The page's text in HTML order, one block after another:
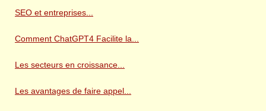
SEO et entreprises...
Comment ChatGPT4 Facilite la...
Les secteurs en croissance...
Les avantages de faire appel...